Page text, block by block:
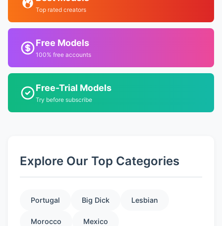
Top rated creators
Free Models
100% free accounts
Free-Trial Models
Try before subscribe
Explore Our Top Categories
Portugal Big Dick Lesbian
Morocco Mexico